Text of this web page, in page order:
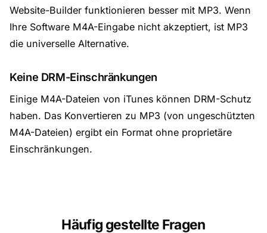
Website-Builder funktionieren besser mit MP3. Wenn
Ihre Software M4A-Eingabe nicht akzeptiert, ist MP3
die universelle Alternative.
Keine DRM-Einschränkungen
Einige M4A-Dateien von iTunes können DRM-Schutz
haben. Das Konvertieren zu MP3 (von ungeschützten
M4A-Dateien) ergibt ein Format ohne proprietäre
Einschränkungen.
Häufig gestellte Fragen